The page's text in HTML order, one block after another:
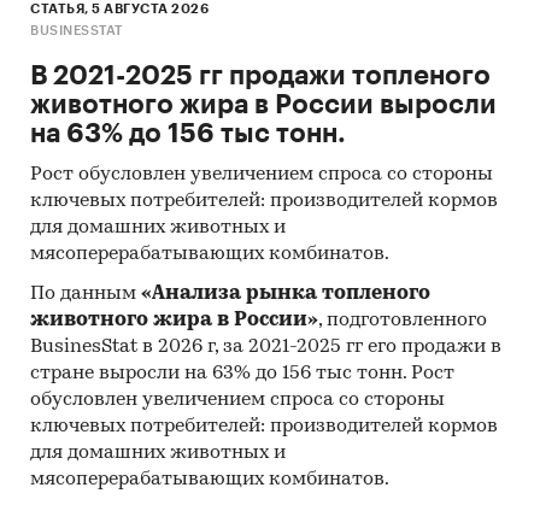
СТАТЬЯ, 5 АВГУСТА 2026
BUSINESSTAT
В 2021-2025 гг продажи топленого
животного жира в России выросли
на 63% до 156 тыс тонн.
Рост обусловлен увеличением спроса со стороны
ключевых потребителей: производителей кормов
для домашних животных и
мясоперерабатывающих комбинатов.
По данным «Анализа рынка топленого
животного жира в России», подготовленного
BusinesStat в 2026 г, за 2021-2025 гг его продажи в
стране выросли на 63% до 156 тыс тонн. Рост
обусловлен увеличением спроса со стороны
ключевых потребителей: производителей кормов
для домашних животных и
мясоперерабатывающих комбинатов.